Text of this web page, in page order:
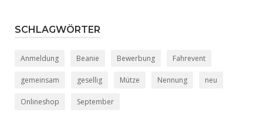
SCHLAGWÖRTER
Anmeldung Beanie Bewerbung Fahrevent
gemeinsam gesellig Mütze Nennung neu
Onlineshop September